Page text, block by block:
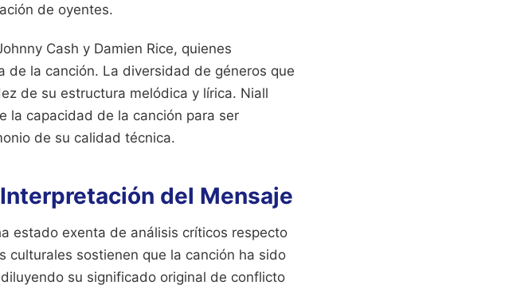
de oyentes.
Cash y Damien Rice, quienes
la canción. La diversidad de géneros que
de su estructura melódica y lírica. Niall
la capacidad de la canción para ser
de su calidad técnica.
del Mensaje
estado exenta de análisis críticos respecto
culturales sostienen que la canción ha sido
su significado original de conflicto